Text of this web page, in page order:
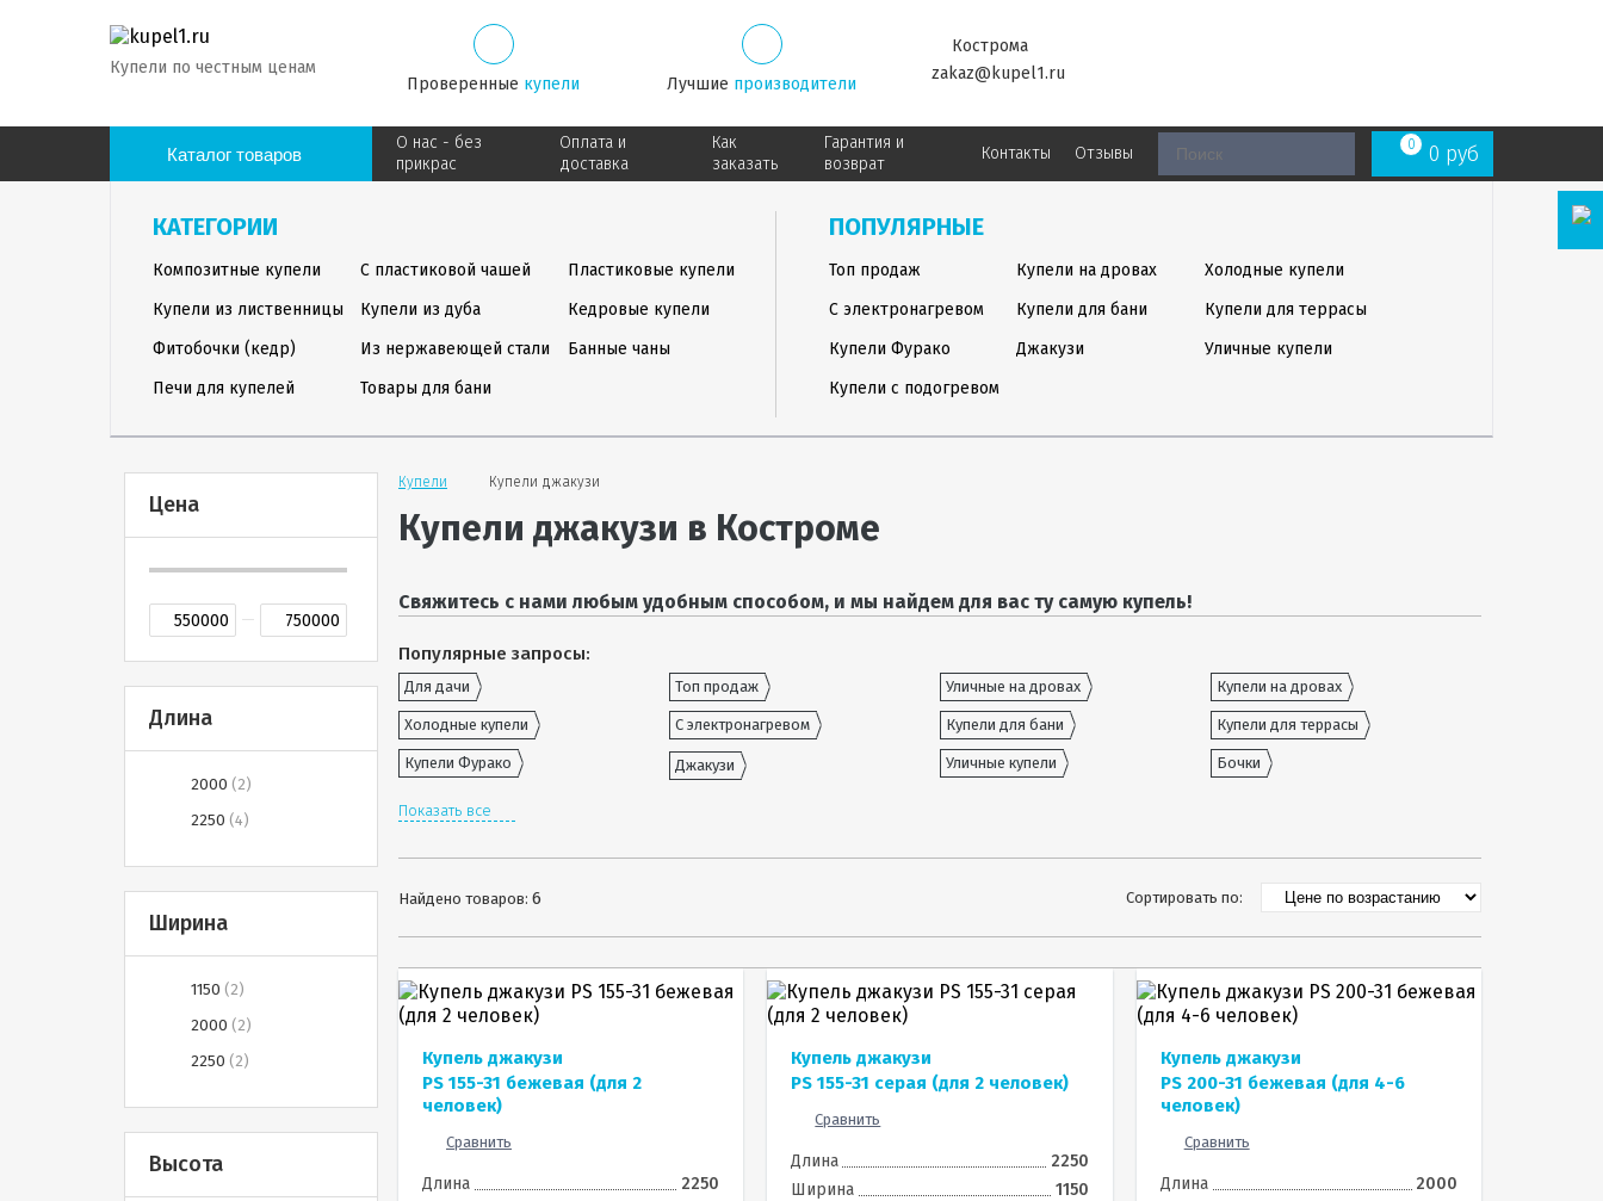
Купели по честным ценам
Проверенные купели Лучшие производители
Кострома
zakaz@kupel1.ru
Каталог товаров
О нас - без
прикрас
Оплата и
доставка
Как
заказать
Гарантия и
возврат
Контакты Отзывы 0 0 руб
КАТЕГОРИИ
Композитные купели С пластиковой чашей
Пластиковые купели
Купели из лиственницы
Купели из дуба
Кедровые купели
Фитобочки (кедр)
Из нержавеющей стали
Банные чаны
Печи для купелей
Товары для бани
ПОПУЛЯРНЫЕ
Топ продаж Купели на дровах
Холодные купели
С электронагревом
Купели для бани
Купели для террасы
Купели Фурако
Джакузи
Уличные купели
Купели с подогревом
Купели Купели джакузи
Купели джакузи в Костроме
Цена
Длина
2000 2
2250 4
Ширина
1150 2
2000 2
2250 2
Высота
Свяжитесь с нами любым удобным способом, и мы найдем для вас ту самую купель!
Популярные запросы:
Для дачи Топ продаж Уличные на дровах Купели на дровах
Холодные купели С электронагревом Купели для бани Купели для террасы
Купели Фурако Джакузи Уличные купели Бочки
Показать все
Найдено товаров: 6 Сортировать по:
Купель джакузи
PS 155-31 бежевая (для 2
человек)
Сравнить
Длина
2250
Купель джакузи
PS 155-31 серая (для 2 человек)
Сравнить
Длина
2250
Ширина
1150
Купель джакузи
PS 200-31 бежевая (для 4-6
человек)
Сравнить
Длина
2000